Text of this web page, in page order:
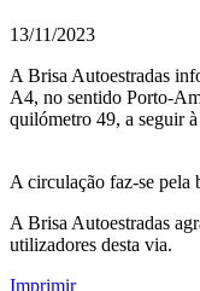
13/11/2023
A Brisa Autoestradas
A4, no sentido Porto-
quilómetro 49, a seguir
A circulação faz-se pela
A Brisa Autoestradas
utilizadores desta via.
Imprimir